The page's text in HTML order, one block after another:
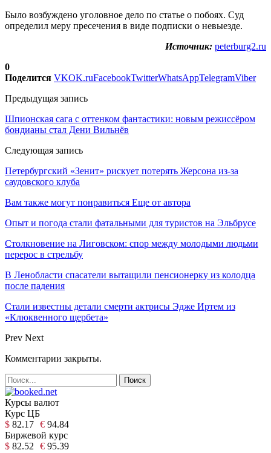
Было возбуждено уголовное дело по статье о побоях. Суд
определил меру пресечения в виде подписки о невыезде.
Источник: peterburg2.ru
0
Поделится VKOK.ruFacebookTwitterWhatsAppTelegramViber
Предыдущая запись
Шпионская сага с оттенком фантастики: новым режиссёром
бондианы стал Дени Вильнёв
Следующая запись
Петербургский «Зенит» рискует потерять Жерсона из-за
саудовского клуба
Вам также могут понравиться Еще от автора
Опыт и погода стали фатальными для туристов на Эльбрусе
Столкновение на Лиговском: спор между молодыми людьми
перерос в стрельбу
В Ленобласти спасатели вытащили пенсионерку из колодца
после падения
Стали известны детали смерти актрисы Эдже Иртем из
«Клюквенного щербета»
Prev Next
Комментарии закрыты.
Курсы валют
Курс ЦБ
$ 82.17 € 94.84
Биржевой курс
$ 82.52 € 95.39